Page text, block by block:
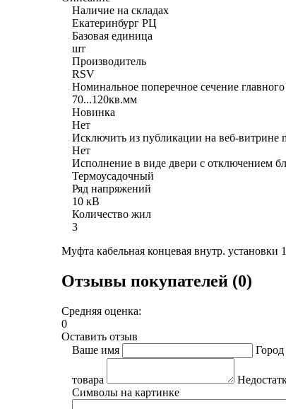
Наличие на складах
Екатеринбург РЦ
Базовая единица
шт
Производитель
RSV
Номинальное поперечное сечение
70...120кв.мм
Новинка
Нет
Исключить из публикации на веб-витрине
Нет
Исполнение в виде двери с отключением
Термоусадочный
Ряд напряжений
10 кВ
Количество жил
3
Муфта кабельная концевая внутр.
Отзывы покупателей (0)
Средняя оценка:
0
Оставить отзыв
Ваше имя
Город
товара
Символы на картинке